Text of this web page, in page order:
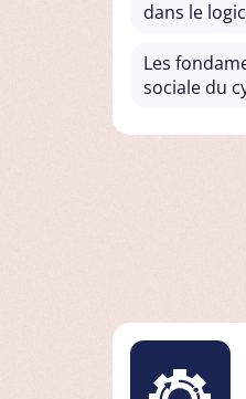
dans le
Les
sociale du